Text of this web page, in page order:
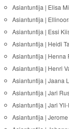
Asiantuntija | Elisa
Asiantuntija |
Asiantuntija | Essi
Asiantuntija | Heidi
Asiantuntija | Henna
Asiantuntija | Henri
Asiantuntija | Jaana
Asiantuntija | Jari
Asiantuntija | Jari
Asiantuntija |